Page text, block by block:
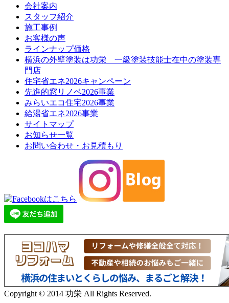
会社案内
スタッフ紹介
施工事例
お客様の声
ラインナップ価格
横浜の外壁塗装は功栄 一級塗装技能士在中の塗装専
門店
住宅省エネ2026キャンペーン
先進的窓リノベ2026事業
みらいエコ住宅2026事業
給湯省エネ2026事業
サイトマップ
お知らせ一覧
お問い合わせ・お見積もり
Copyright © 2014 功栄 All Rights Reserved.